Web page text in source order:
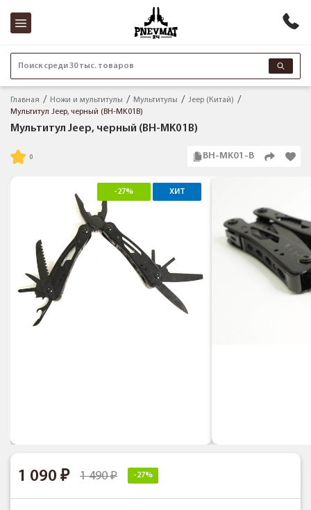
Поиск среди 30 тыс. товаров
Главная Ножи и мультитулы Мультитулы
Jeep (Китай)
Мультитул Jeep, черный (BH-MK01B)
Мультитул Jeep, черный (BH-MK01B)
BH-MK01-B
-27% ХИТ
1 090 1 490 -27%